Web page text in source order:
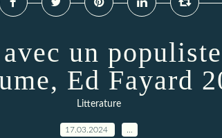
un
Ed Fayard
Litterature
17.03.2024